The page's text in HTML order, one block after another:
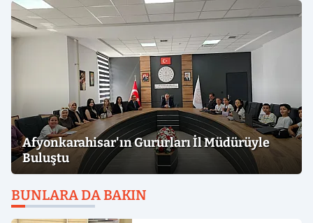
Afyonkarahisar'ın Gururları İl Müdürüyle
Buluştu
BUNLARA DA BAKIN